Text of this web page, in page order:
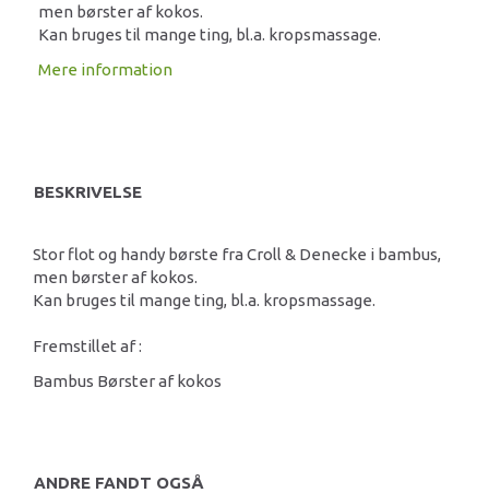
men børster af kokos.
Kan bruges til mange ting, bl.a. kropsmassage.
Mere information
BESKRIVELSE
Stor flot og handy børste fra Croll & Denecke i bambus,
men børster af kokos.
Kan bruges til mange ting, bl.a. kropsmassage.
Fremstillet af :
Bambus Børster af kokos
ANDRE FANDT OGSÅ